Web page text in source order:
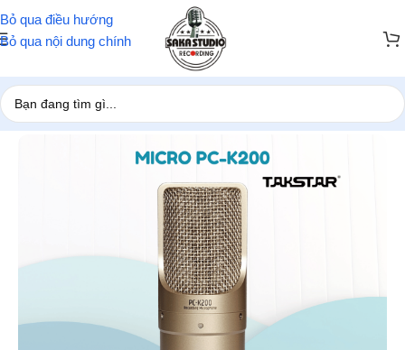
Bỏ qua điều hướng
Bỏ qua nội dung chính
Trang chủ/ Microphone